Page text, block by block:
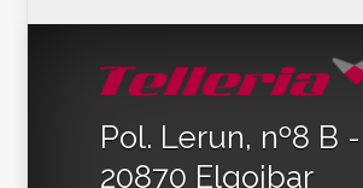
Pol. Lerun, nº8 B -
20870 Elgoibar